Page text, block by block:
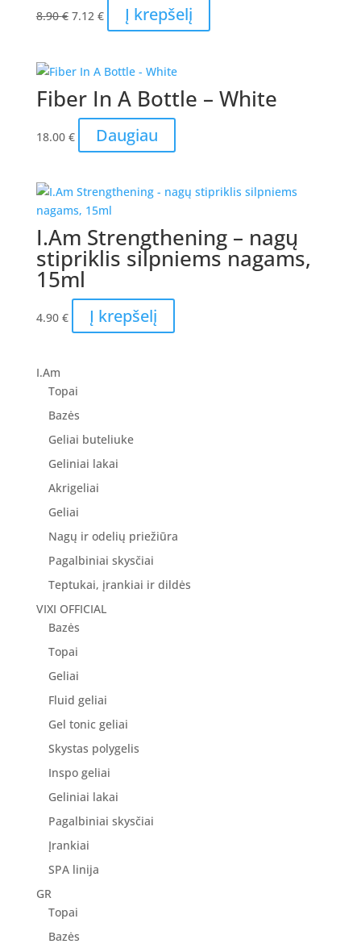
8.90€ Original
8.90 €.
7.12 €Current
price
7.12 €.
Į krepšelį
Fiber In A Bottle – White
18.00 € Daugiau
I.Am Strengthening – nagų
stipriklis silpniems nagams,
15ml
4.90 € Į krepšelį
I.Am
Topai
Bazės
Geliai buteliuke
Geliniai lakai
Akrigeliai
Geliai
Nagų ir odelių priežiūra
Pagalbiniai skysčiai
Teptukai, įrankiai ir dildės
VIXI OFFICIAL
Bazės
Topai
Geliai
Fluid geliai
Gel tonic geliai
Skystas polygelis
Inspo geliai
Geliniai lakai
Pagalbiniai skysčiai
Įrankiai
SPA linija
GR
Topai
Bazės